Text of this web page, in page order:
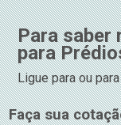
Para saber
para
Ligue paraou
Faça sua